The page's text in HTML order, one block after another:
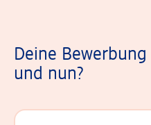
Deine
und nun?